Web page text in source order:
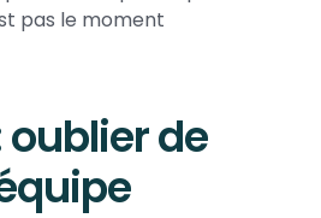
pas le moment
oublier de